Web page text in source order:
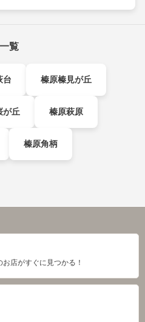
覧
台 榛原榛見が丘
が丘 榛原萩原
榛原角柄
店がすぐに見つかる！